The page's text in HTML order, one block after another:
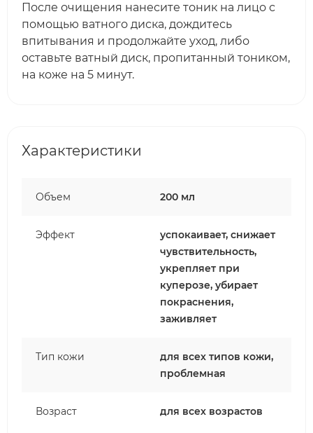
После очищения нанесите тоник на лицо с
помощью ватного диска, дождитесь
впитывания и продолжайте уход, либо
оставьте ватный диск, пропитанный тоником,
на коже на 5 минут.
Характеристики
Объем 200 мл
Эффект
успокаивает, снижает
чувствительность,
укрепляет при
куперозе, убирает
покраснения,
заживляет
Тип кожи
для всех типов кожи,
проблемная
Возраст для всех возрастов